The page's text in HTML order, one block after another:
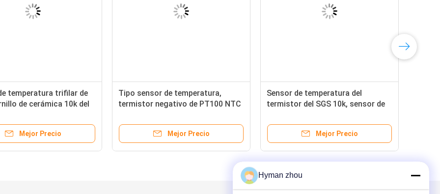
temperatura trifilar de
de cerámica 10k del
Mejor Precio
Tipo sensor de temperatura,
termistor negativo de PT100 NTC
Mejor Precio
Sensor de temperatura del
termistor del SGS 10k, sensor de
del 1M NTC
Mejor Precio
Hyman zhou